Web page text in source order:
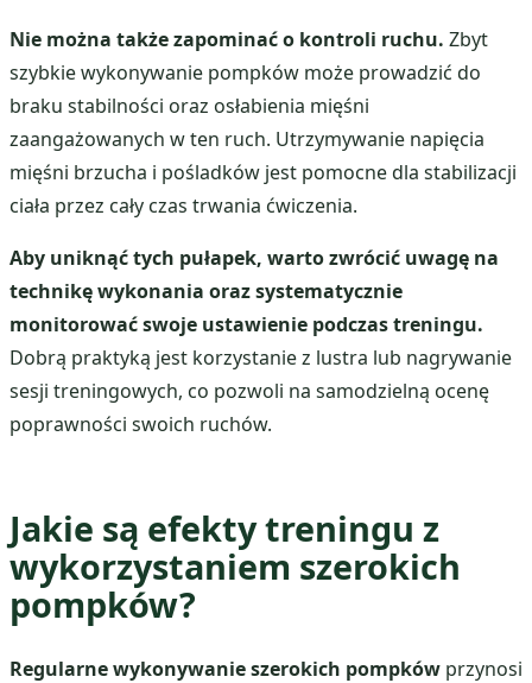
Nie można także zapominać o kontroli ruchu. Zbyt
szybkie wykonywanie pompków może prowadzić do
braku stabilności oraz osłabienia mięśni
zaangażowanych w ten ruch. Utrzymywanie napięcia
mięśni brzucha i pośladków jest pomocne dla stabilizacji
ciała przez cały czas trwania ćwiczenia.
Aby uniknąć tych pułapek, warto zwrócić uwagę na
technikę wykonania oraz systematycznie
monitorować swoje ustawienie podczas treningu.
Dobrą praktyką jest korzystanie z lustra lub nagrywanie
sesji treningowych, co pozwoli na samodzielną ocenę
poprawności swoich ruchów.
Jakie są efekty treningu z
wykorzystaniem szerokich
pompków?
Regularne wykonywanie szerokich pompków przynosi